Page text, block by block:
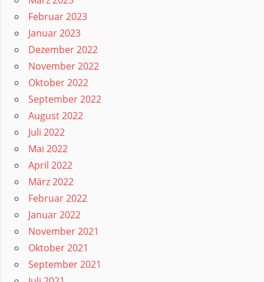
Februar 2023
Januar 2023
Dezember 2022
November 2022
Oktober 2022
September 2022
August 2022
Juli 2022
Mai 2022
April 2022
März 2022
Februar 2022
Januar 2022
November 2021
Oktober 2021
September 2021